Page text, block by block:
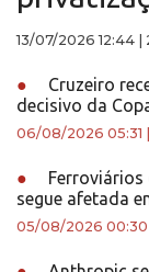
13/07/2026 12:44
●
Cruzeiro
decisivo da
06/08/2026 05:31
●
Ferroviários
segue afetada
05/08/2026 00:30